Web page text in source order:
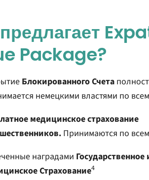
Package?
Блокированного Счета
немецкими властями по
медицинское страхование
Принимаются по
наградами Государственное
Страхование4